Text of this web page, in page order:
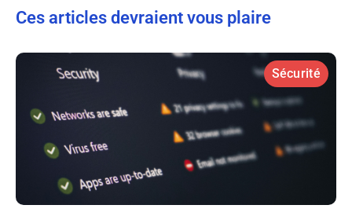
Ces articles devraient vous plaire
Sécurité